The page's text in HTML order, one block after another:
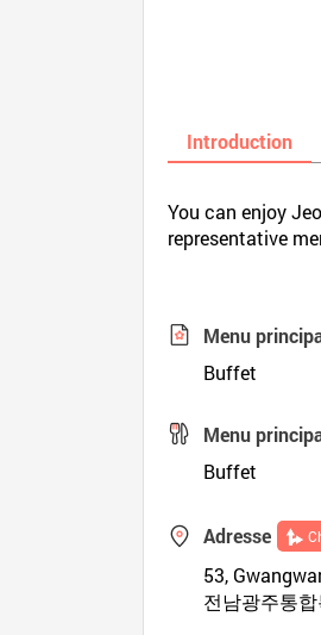
Introduction
You can enjoy
representative
Menu
Buffet
Menu
Buffet
Adresse
53,
전남광주통